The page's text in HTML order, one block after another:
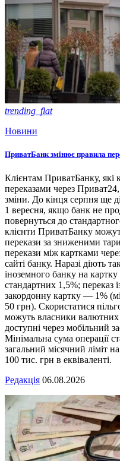
trending_flat
Новини
ПриватБанк змінює правила
Клієнтам ПриватБанку,
переказами через
зміни. До кінця серпня ще
1 вересня, якщо банк не
повернуться до
клієнти ПриватБанку
перекази за зниженими
перекази між картками
сайті банку. Наразі діють
іноземного банку на
стандартних 1,5%; переказ
закордонну картку — 1%
50 грн). Скористатися
можуть власники
доступні через мобільний
Мінімальна сума операції
загальний місячний ліміт
100 тис. грн в еквіваленті.
Редакція 06.08.2026